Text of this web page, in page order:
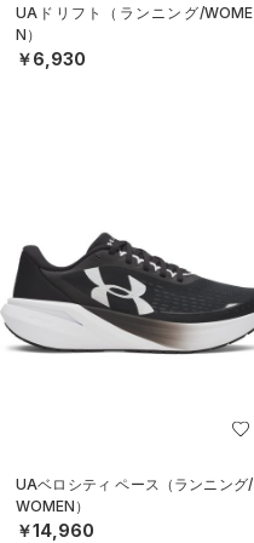
UAドリフト（ランニング/WOME
N）
￥6,930
UAベロシティ ペース（ランニング/
WOMEN）
￥14,960